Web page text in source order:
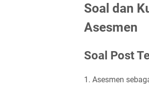
Soal dan
Asesmen
Soal Post
1. Asesmen